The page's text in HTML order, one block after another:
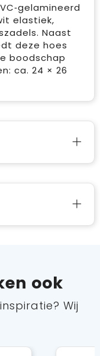
elastiek,
Naast
deze hoes
boodschap
ca. 24 × 26
ook
Wij